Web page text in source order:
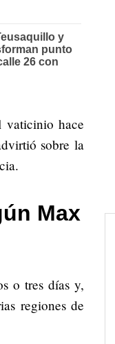
vaticinio hace
sobre la
Max
o tres días y,
regiones de